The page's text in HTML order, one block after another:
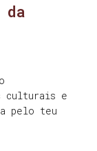
culturais e
pelo teu